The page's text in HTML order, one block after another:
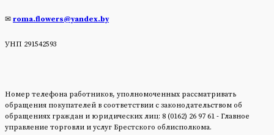
✉ roma.flowers@yandex.by
УНП 291542593
Номер телефона работников, уполномоченных рассматривать
обращения покупателей в соответствии с законодательством об
обращениях граждан и юридических лиц: 8 (0162) 26 97 61 - Главное
управление торговли и услуг Брестского облисполкома.